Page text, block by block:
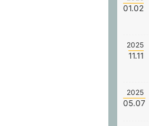
01.02
2025
11.11
2025
05.07